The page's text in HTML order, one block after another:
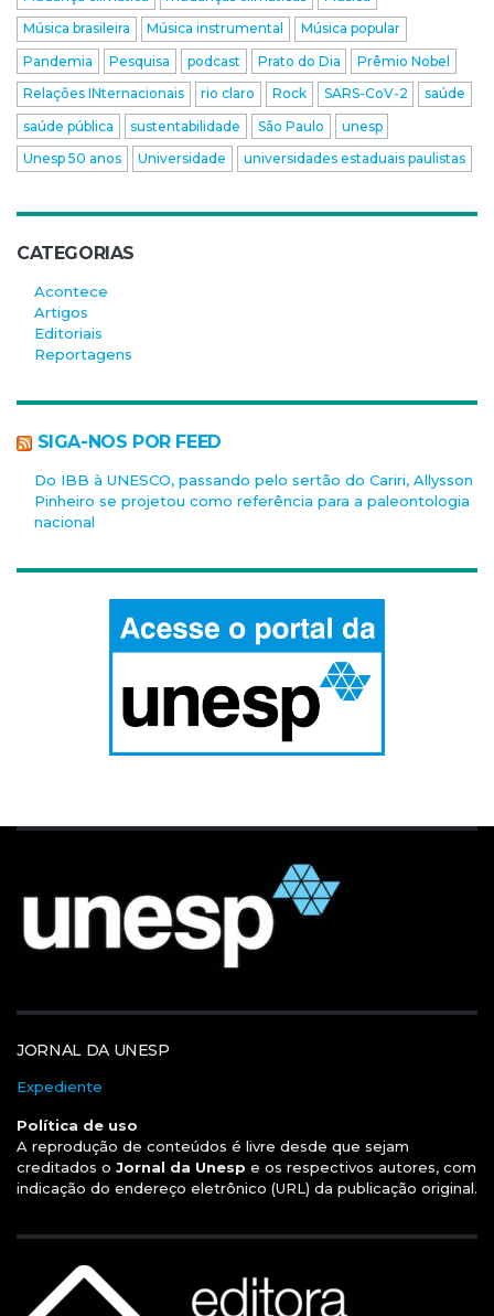
Música brasileira
Música instrumental
Música popular
Pandemia
Pesquisa podcast Prato do Dia
Prêmio Nobel
Relações INternacionais
rio claro Rock SARS-CoV-2
saúde
saúde pública
sustentabilidade São Paulo
unesp
Unesp 50 anos
Universidade universidades estaduais paulistas
CATEGORIAS
Acontece
Artigos
Editoriais
Reportagens
SIGA-NOS POR FEED
Do IBB à UNESCO, passando pelo sertão do Cariri, Allysson
Pinheiro se projetou como referência para a paleontologia
nacional
JORNAL DA UNESP
Expediente
Política de uso
A reprodução de conteúdos é livre desde que sejam
creditados o Jornal da Unesp e os respectivos autores, com
indicação do endereço eletrônico (URL) da publicação original.